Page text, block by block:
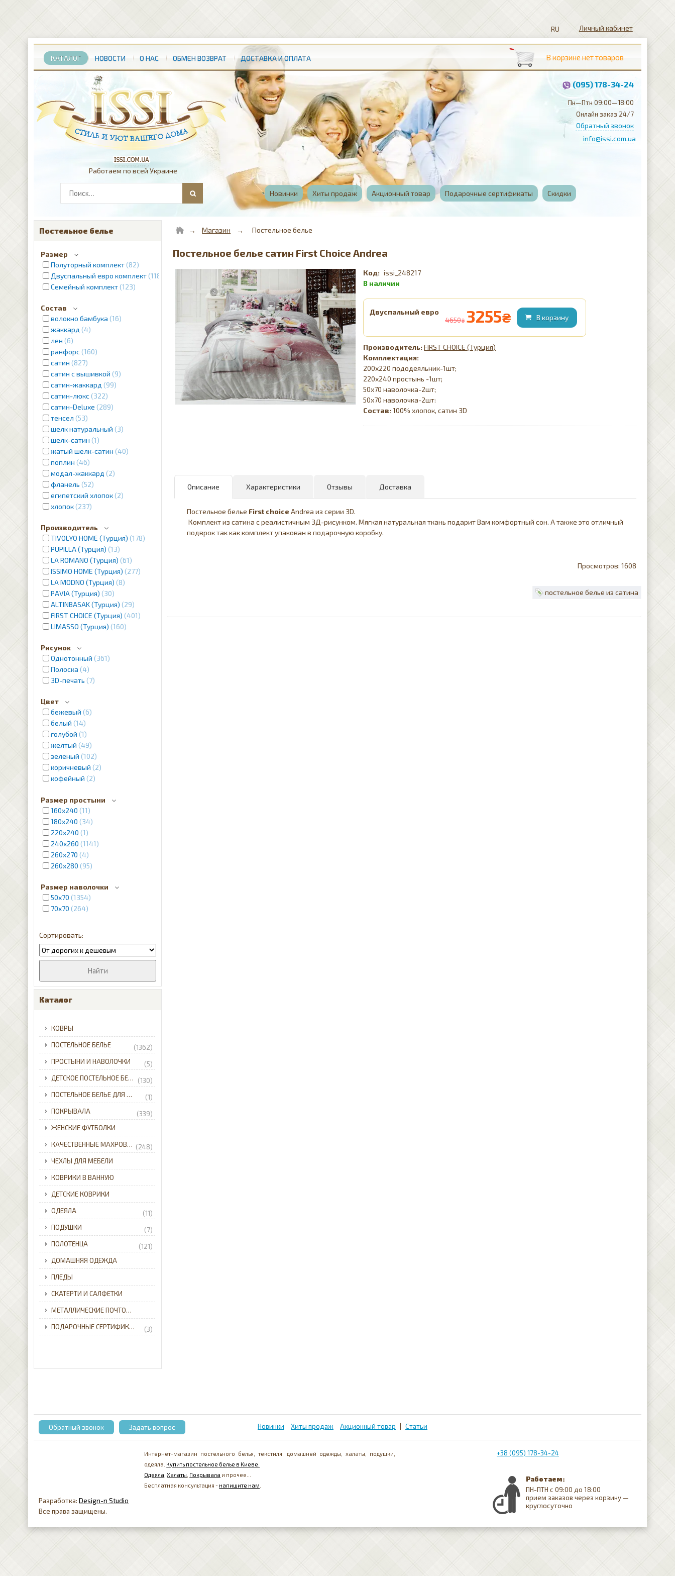
КАТАЛОГ НОВОСТИ О НАС ОБМЕН ВОЗВРАТ ДОСТАВКА И ОПЛАТА
Новинки Хиты продаж Акционный товар Подарочные сертификаты Скидки
Личный кабинет
Работаем по всей Украине
(095) 178-34-24
Пн—Птн 09:00—18:00
Онлайн заказ 24/7
Обратный звонок
info@issi.com.ua
Постельное белье
Размер
Полуторный комплект 82
Двуспальный евро комплект 1187
Семейный комплект 123
Состав
волокно бамбука 16
жаккард
4
лен 6
ранфорс 160
сатин 827
сатин с вышивкой 9
сатин-жаккард
99
сатин-люкс 322
сатин-Deluxe 289
тенсел 53
шелк натуральный 3
шелк-сатин 1
жатый шелк-сатин 40
поплин 46
модал-жаккард
2
фланель 52
египетский хлопок 2
хлопок 237
Производитель
TIVOLYO HOME (Турция) 178
PUPILLA (Турция) 13
LA ROMANO (Турция) 61
ISSIMO HOME (Турция) 277
LA MODNO (Турция) 8
PAVIA (Турция) 30
ALTINBASAK (Турция) 29
FIRST CHOICE (Турция) 401
LIMASSO (Турция) 160
Рисунок
Однотонный 361
Полоска 4
3D-печать 7
Цвет
бежевый 6
белый 14
голубой 1
желтый 49
зеленый 102
коричневый 2
кофейный 2
кремовый 12
молочный 1
розовый 2
лиловый
8
пудра 2
серебристый
серый 12
фиолетовый 2
черный 5
Размер простыни
160х240 11
180х240 34
220х240 1
240x260 1141
260x270 4
260x280 95
Размер наволочки
50х70 1354
70x70 264
Каталог
КОВРЫ
ПОСТЕЛЬНОЕ БЕЛЬЕ
(1362)
ПРОСТЫНИ И НАВОЛОЧКИ
(5)
ДЕТСКОЕ ПОСТЕЛЬНОЕ БЕЛЬЕ
(130)
ПОСТЕЛЬНОЕ БЕЛЬЕ ДЛЯ МЛАДЕНЦЕВ
(1)
ПОКРЫВАЛА
(339)
ЖЕНСКИЕ ФУТБОЛКИ
КАЧЕСТВЕННЫЕ МАХРОВЫЕ ХАЛАТЫ ДЛЯ ВСЕЙ СЕМЬИ С ДОСТАВКОЙ ПО УКРАИНЕ. (248)
ЧЕХЛЫ ДЛЯ МЕБЕЛИ
КОВРИКИ В ВАННУЮ
ДЕТСКИЕ КОВРИКИ
ОДЕЯЛА
(11)
ПОДУШКИ
(7)
ПОЛОТЕНЦА
(121)
ДОМАШНЯЯ ОДЕЖДА
ПЛЕДЫ
СКАТЕРТИ И САЛФЕТКИ
МЕТАЛЛИЧЕСКИЕ ПОЧТОВЫЕ ЯЩИКИ ДЛЯ ЧАСТНОГО ДОМА С ДОСТАВКОЙ ПО УКРАИНЕ.
ПОДАРОЧНЫЕ СЕРТИФИКАТЫ (3)
Магазин Постельное белье
Постельное белье сатин First Choice Andrea
issi_248217
Двуспальный евро
4650₴ 3255₴
FIRST CHOICE (Турция)
Комплектация:
200х220 пододеяльник-1шт;
220х240 простынь -1шт;
50х70 наволочка-2шт;
50х70 наволочка-2шт:
Состав:100% хлопок, сатин 3D
Описание Характеристики Отзывы Доставка
Постельное белье First choice Andrea из серии 3D.
Комплект из сатина с реалистичным 3Д-рисунком. Мягкая натуральная ткань подарит Вам комфортный сон. А также это отличный
подврок так как комплект упакован в подарочную коробку.
1608
постельное белье из сатина
Новинки Хиты продаж Акционный товар Статьи
+38 (095) 178-34-24
Обратный звонок Задать вопрос
Работаем:
ПН-ПТН с 09:00 до 18:00
прием заказов через корзину —
круглосуточно
Интернет-магазин постельного белья, текстиля, домашней одежды, халаты, подушки,
одеяла. Купить постельное белье в Киеве.
Одеяла ,Халаты Покрывала и прочее...
Бесплатная консультация - напишите нам
Разработка:Design-n Studio
Все права защищены.